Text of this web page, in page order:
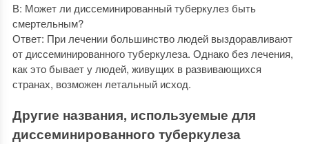
В: Может ли диссеминированный туберкулез быть
смертельным?
Ответ: При лечении большинство людей выздоравливают
от диссеминированного туберкулеза. Однако без лечения,
как это бывает у людей, живущих в развивающихся
странах, возможен летальный исход.
Другие названия, используемые для
диссеминированного туберкулеза